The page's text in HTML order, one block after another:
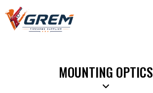
MOUNTING OPTICS